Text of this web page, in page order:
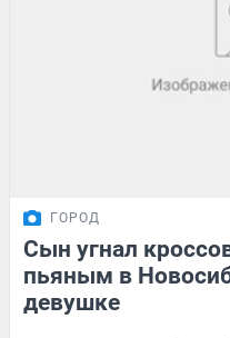
ГОРОД
Сын угнал
пьяным в
девушке